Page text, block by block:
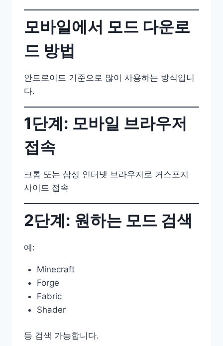
모바일에서 모드 다운로
드 방법
안드로이드 기준으로 많이 사용하는 방식입니
다.
1단계: 모바일 브라우저
접속
크롬 또는 삼성 인터넷 브라우저로 커스포지
사이트 접속
2단계: 원하는 모드 검색
예:
Minecraft
Forge
Fabric
Shader
등 검색 가능합니다.